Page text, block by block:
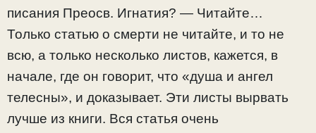
писания Преосв. Игнатия? — Читайте…
Только статью о смерти не читайте, и то не
всю, а только несколько листов, кажется, в
начале, где он говорит, что «душа и ангел
телесны», и доказывает. Эти листы вырвать
лучше из книги. Вся статья очень